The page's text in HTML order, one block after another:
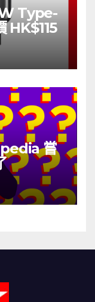
Type-
HK$115
嘗